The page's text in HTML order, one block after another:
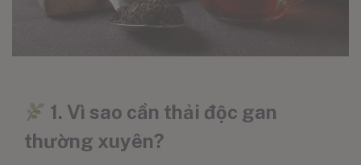
1. Vì sao cần thải độc gan
thường xuyên?